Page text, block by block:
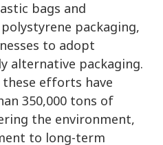
bags and
packaging,
to adopt
alternative packaging.
efforts have
350,000 tons of
the environment,
to long-term